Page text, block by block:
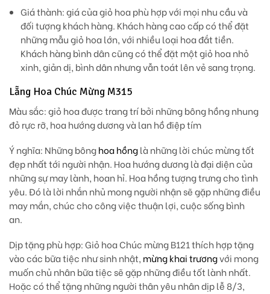
Giá thành:giá của giỏ hoa phù hợp với mọi nhu cầu và
đối tượng khách hàng. Khách hàng cao cấp có thể đặt
những mẫu giỏ hoa lớn, với nhiều loại hoa đắt tiền.
Khách hàng bình dân cũng có thể đặt một giỏ hoa nhỏ
xinh, giản dị, bình dân nhưng vẫn toát lên vẻ sang trọng.
Lẵng Hoa Chúc Mừng M315
Màu sắc:giỏ hoa được trang trí bởi những bông hồng nhung
đỏ rực rỡ, hoa hướng dương và lan hồ điệp tím
Ý nghĩa: Những bônghoa hồnglà những lời chúc mừng tốt
đẹp nhất tới người nhận. Hoa hướng dương là đại diện của
những sự may lành, hoan hỉ. Hoa hồng tượng trưng cho tình
yêu. Đó là lời nhắn nhủ mong người nhận sẽ gặp những điều
may mắn, chúc cho công việc thuận lợi, cuộc sống bình
an.
Dịp tặng phù hợp: Giỏ hoa Chúc mừng B121 thích hợp tặng
vào các bữa tiệc như sinh nhật, mừng khai trươngvới mong
muốn chủ nhân bữa tiệc sẽ gặp những điều tốt lành nhất.
Hoặc có thể tặng những người thân yêu nhân dịp lễ 8/3,